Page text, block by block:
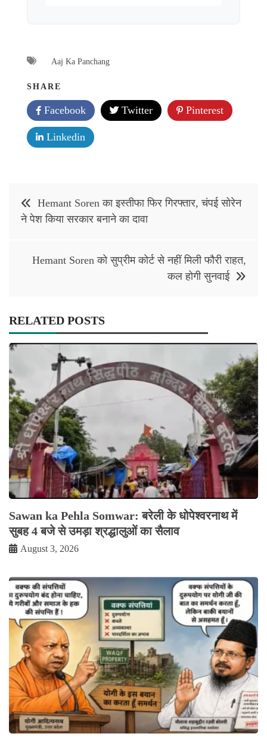
Aaj Ka Panchang
SHARE
Facebook Twitter Pinterest
Linkedin
navigation
Hemant Soren का इस्तीफा फिर गिरफ्तार, चंपई सोरेन
ने पेश किया सरकार बनाने का दावा
Hemant Soren को सुप्रीम कोर्ट से नहीं मिली फौरी राहत,
कल होगी सुनवाई
RELATED POSTS
Sawan ka Pehla Somwar: बरेली के धोपेश्वरनाथ में
सुबह 4 बजे से उमड़ा श्रद्धालुओं का सैलाव
August 3, 2026